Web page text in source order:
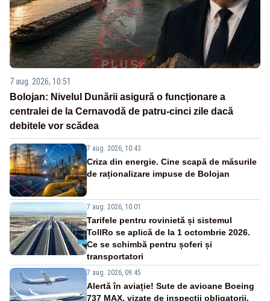
7 aug. 2026, 10:51
Bolojan: Nivelul Dunării asigură o funcționare a
centralei de la Cernavodă de patru-cinci zile dacă
debitele vor scădea
7 aug. 2026, 10:43
Criza din energie. Cine scapă de măsurile
de raționalizare impuse de Bolojan
7 aug. 2026, 10:01
Tarifele pentru rovinietă și sistemul
TollRo se aplică de la 1 octombrie 2026.
Ce se schimbă pentru șoferi și
transportatori
7 aug. 2026, 09:45
Alertă în aviație! Sute de avioane Boeing
737 MAX, vizate de inspecții obligatorii,